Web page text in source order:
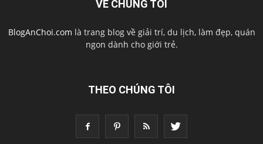
VỀ CHÚNG TÔI
BlogAnChoi.com là trang blog về giải trí, du lịch, làm đẹp, quán
ngon dành cho giới trẻ.
THEO CHÚNG TÔI